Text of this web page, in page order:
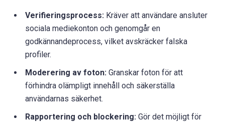
Verifieringsprocess: Kräver att användare ansluter
sociala mediekonton och genomgår en
godkännandeprocess, vilket avskräcker falska
profiler.
Moderering av foton: Granskar foton för att
förhindra olämpligt innehåll och säkerställa
användarnas säkerhet.
Rapportering och blockering: Gör det möjligt för